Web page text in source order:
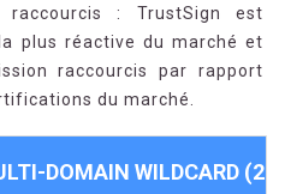
raccourcis : TrustSign est
plus réactive du marché et
raccourcis par rapport
du marché.
DOMAIN WILDCARD (2